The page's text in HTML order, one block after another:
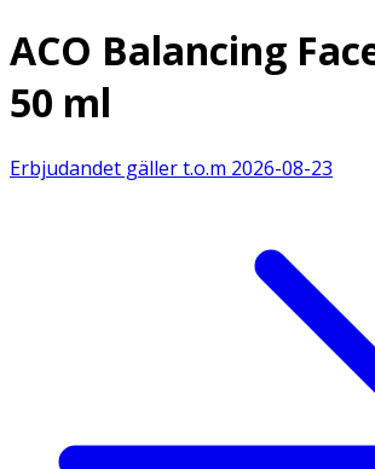
ACO Balancing
50 ml
Erbjudandet gäller t.o.m 2026-08-23